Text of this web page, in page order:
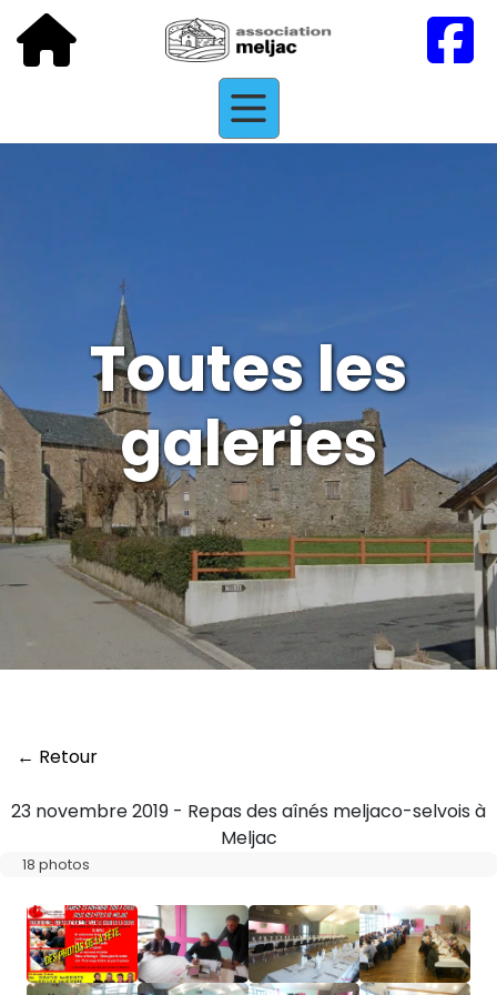
Toutes les
galeries
← Retour
23 novembre 2019 - Repas des aînés meljaco-selvois à
Meljac
18 photos